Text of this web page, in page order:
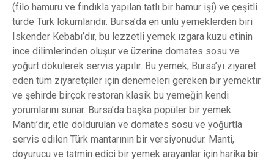
(filo hamuru ve fındıkla yapılan tatlı bir hamur işi) ve çeşitli
türde Türk lokumlarıdır. Bursa’da en ünlü yemeklerden biri
Iskender Kebabı’dır, bu lezzetli yemek ızgara kuzu etinin
ince dilimlerinden oluşur ve üzerine domates sosu ve
yoğurt dökülerek servis yapılır. Bu yemek, Bursa’yı ziyaret
eden tüm ziyaretçiler için denemeleri gereken bir yemektir
ve şehirde birçok restoran klasik bu yemeğin kendi
yorumlarını sunar. Bursa’da başka popüler bir yemek
Manti’dir, etle doldurulan ve domates sosu ve yoğurtla
servis edilen Türk mantarının bir versiyonudur. Manti,
doyurucu ve tatmin edici bir yemek arayanlar için harika bir